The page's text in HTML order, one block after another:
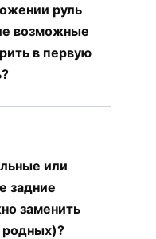
руль
возможные
в первую
или
задние
заменить